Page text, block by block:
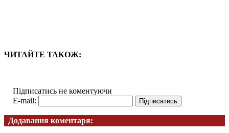
ЧИТАЙТЕ ТАКОЖ:
Підписатись не коментуючи
E-mail:
Додавання коментаря: